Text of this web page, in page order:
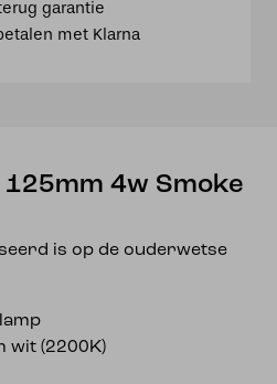
garantie
met Klarna
125mm 4w Smoke
is op de ouderwetse
wit (2200K)